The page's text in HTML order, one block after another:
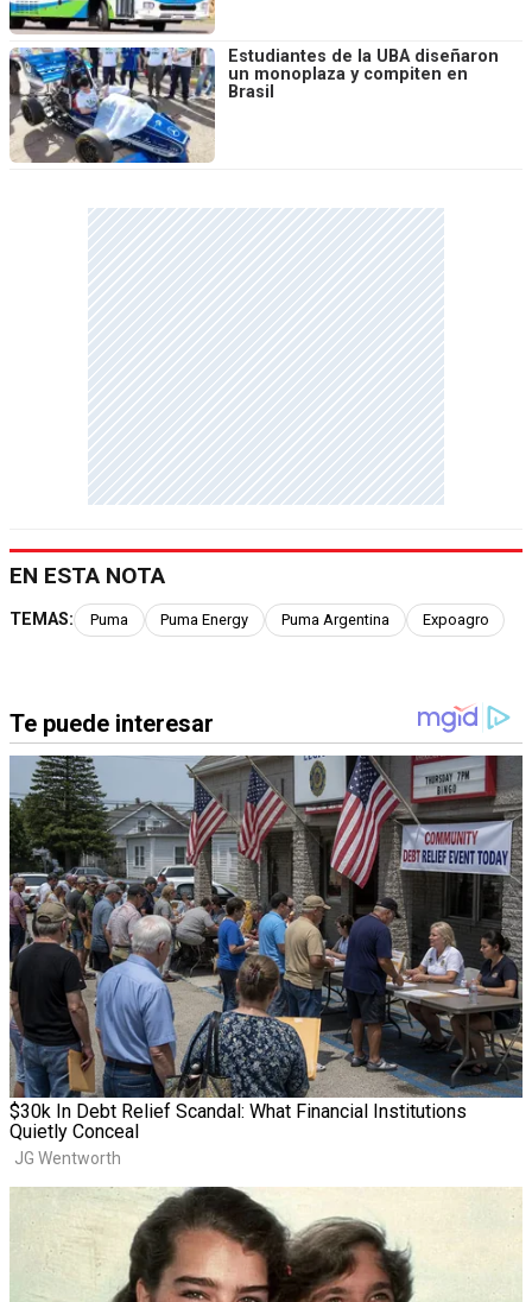
Estudiantes de la UBA diseñaron
un monoplaza y compiten en
Brasil
EN ESTA NOTA
TEMAS: Puma Puma Energy Puma Argentina Expoagro